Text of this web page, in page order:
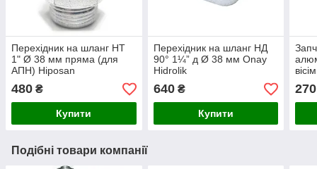
Перехідник на шланг НТ
1" Ø 38 мм пряма (для
АПН) Hiposan
480 ₴
Купити
Перехідник на шланг НД
90° 1¼” д Ø 38 мм Onay
Hidrolik
640₴
Купити
270
Подібні товари компанії